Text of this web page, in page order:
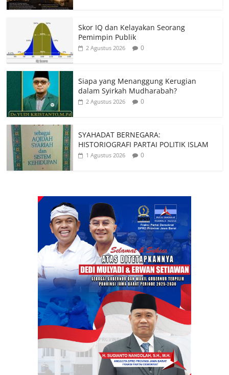
Skor IQ dan Kelayakan Seorang
Pemimpin Publik
2 Agustus 2026 0
Siapa yang Menanggung Kerugian
dalam Syirkah Mudharabah?
2 Agustus 2026 0
SYAHADAT BERNEGARA:
HISTORIOGRAFI PARTAI POLITIK ISLAM
1 Agustus 2026 0